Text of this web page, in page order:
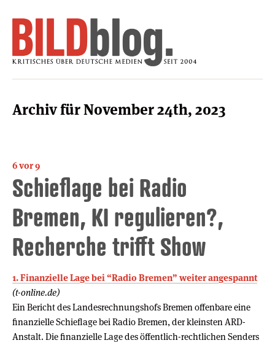
Archiv für November 24th, 2023
6 vor 9
Schieflage bei Radio
Bremen, KI regulieren?,
Recherche trifft Show
1. Finanzielle Lage bei “Radio Bremen” weiter angespannt
(t-online.de)
Ein Bericht des Landesrechnungshofs Bremen offenbare eine
finanzielle Schieflage bei Radio Bremen, der kleinsten ARD-
Anstalt. Die finanzielle Lage des öffentlich-rechtlichen Senders